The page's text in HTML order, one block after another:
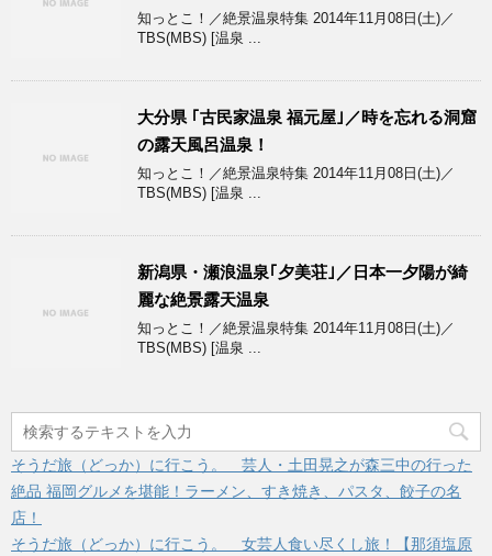
知っとこ！／絶景温泉特集 2014年11月08日(土)／
TBS(MBS) [温泉 ...
大分県 ｢古民家温泉 福元屋｣／時を忘れる洞窟
の露天風呂温泉！
知っとこ！／絶景温泉特集 2014年11月08日(土)／
TBS(MBS) [温泉 ...
新潟県・瀬浪温泉｢夕美荘｣／日本一夕陽が綺
麗な絶景露天温泉
知っとこ！／絶景温泉特集 2014年11月08日(土)／
TBS(MBS) [温泉 ...
そうだ旅（どっか）に行こう。 芸人・土田晃之が森三中の行った
絶品 福岡グルメを堪能！ラーメン、すき焼き、パスタ、餃子の名
店！
そうだ旅（どっか）に行こう。 女芸人食い尽くし旅！【那須塩原